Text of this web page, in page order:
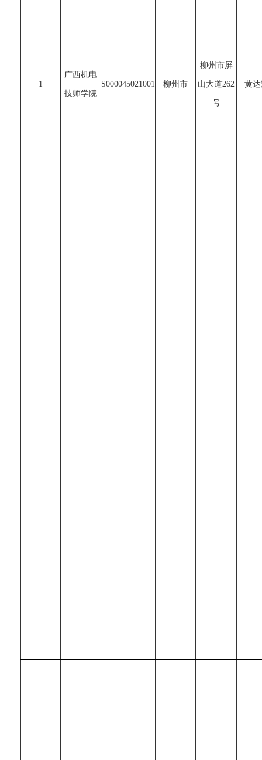
1
广西机电
技师学院
S000045021001 柳州市
柳州市屏
山大道262
号
黄